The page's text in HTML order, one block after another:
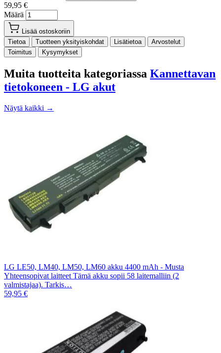
59,95 €
Määrä
Lisää ostoskoriin
Tietoa
Tuotteen yksityiskohdat Lisätietoa
Arvostelut
Toimitus
Kysymykset
Muita tuotteita kategoriassa Kannettavan
tietokoneen - LG akut
Näytä kaikki →
LG LE50, LM40, LM50, LM60 akku 4400 mAh - Musta
Yhteensopivat laitteet Tämä akku sopii 58 laitemalliin (2
valmistajaa). Tarkis…
59,95 €